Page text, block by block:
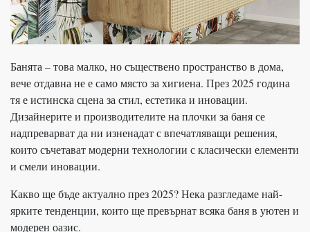
Банята – това малко, но съществено пространство в дома,
вече отдавна не е само място за хигиена. През 2025 година
тя е истинска сцена за стил, естетика и иновации.
Дизайнерите и производителите на плочки за баня се
надпреварват да ни изненадат с впечатляващи решения,
които съчетават модерни технологии с класически елементи
и смели иновации.
Какво ще бъде актуално през 2025? Нека разгледаме най-
ярките тенденции, които ще превърнат всяка баня в уютен и
модерен оазис.